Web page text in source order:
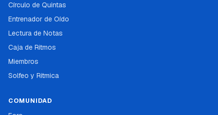
Círculo de Quintas
Entrenador de Oído
Lectura de Notas
Caja de Ritmos
Miembros
Solfeo y Ritmica
COMUNIDAD